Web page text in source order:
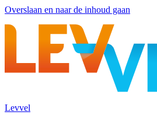
Overslaan en naar de inhoud gaan
Levvel